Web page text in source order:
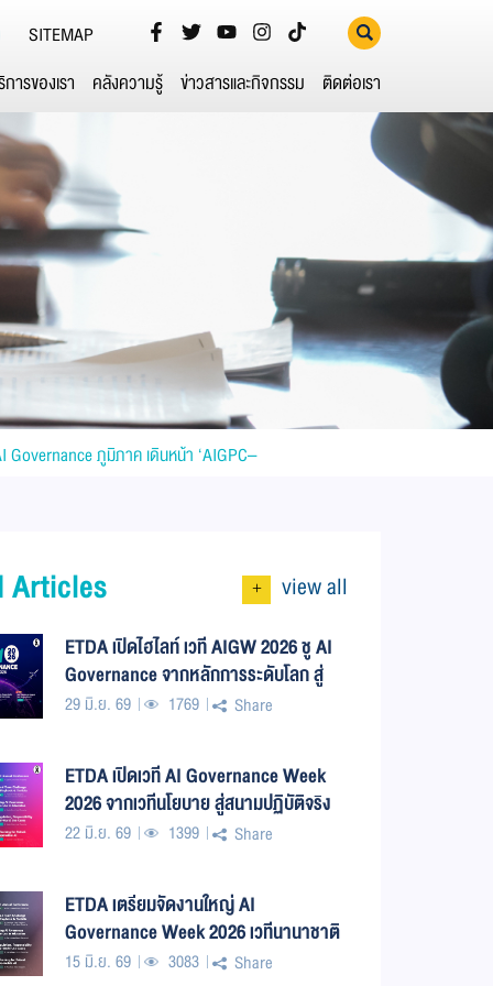
SITEMAP
ารของเรา คลังความรู้ ข่าวสารและกิจกรรม ติดต่อเรา
ภูมิภาค เดินหน้า ‘AIGPC–
Articles + view all
ETDA เปิดไฮไลท์ เวที AIGW 2026 ชู AI
Governance จากหลักการระดับโลก สู่
การใช้งานจริงในประเทศไทย
29 มิ.ย. 69 1769 Share
ETDA เปิดเวที AI Governance Week
2026 จากเวทีนโยบาย สู่สนามปฏิบัติจริง
พร้อมดันไทยเป็นศูนย์กลาง AI
22 มิ.ย. 69 1399 Share
ETDA เตรียมจัดงานใหญ่ AI
Governance Week 2026 เวทีนานาชาติ
ขับเคลื่อน AI Governance จากหลักการ
15 มิ.ย. 69 3083 Share